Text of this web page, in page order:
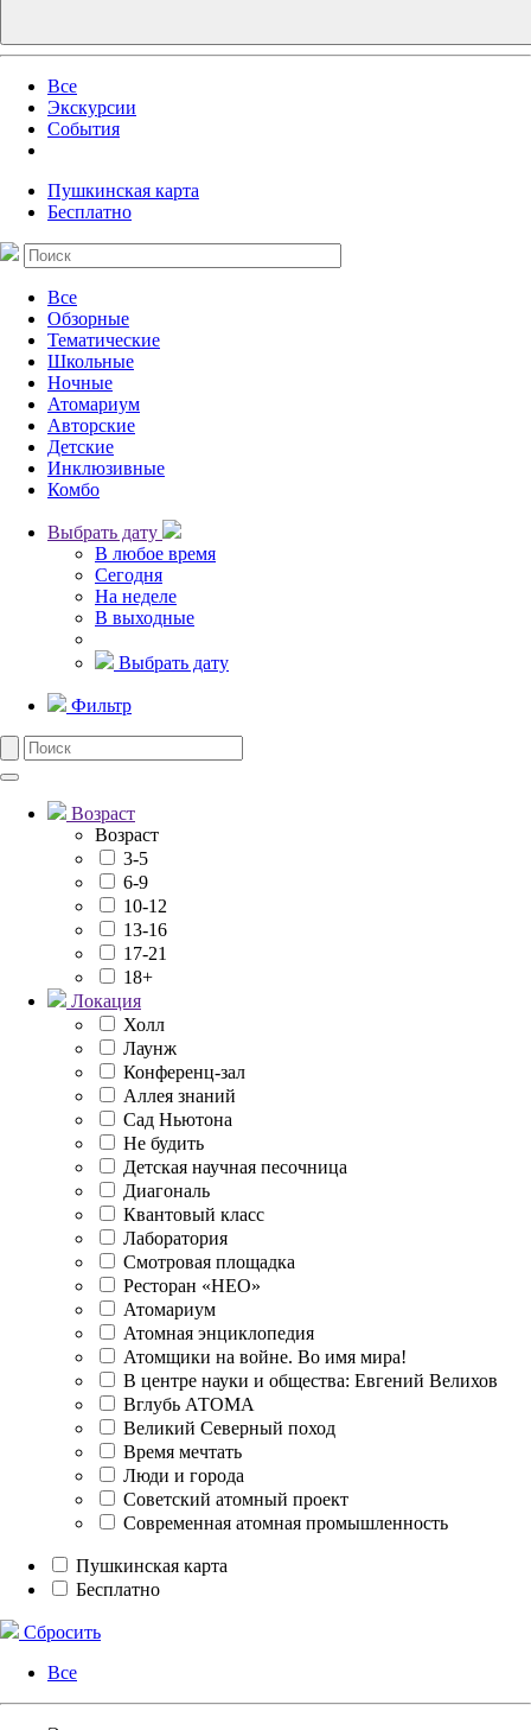
Все
Экскурсии
События
Пушкинская карта
Бесплатно
Все
Обзорные
Тематические
Школьные
Ночные
Атомариум
Авторские
Детские
Инклюзивные
Комбо
Выбрать дату
В любое время
Сегодня
На неделе
В выходные
Выбрать дату
Фильтр
Возраст
Возраст
3-5
6-9
10-12
13-16
17-21
18+
Локация
Холл
Лаунж
Конференц-зал
Аллея знаний
Сад Ньютона
Не будить
Детская научная песочница
Диагональ
Квантовый класс
Лаборатория
Смотровая площадка
Ресторан «НЕО»
Атомариум
Атомная энциклопедия
Атомщики на войне. Во имя мира!
В центре науки и общества: Евгений Велихов
Вглубь АТОМА
Великий Северный поход
Время мечтать
Люди и города
Советский атомный проект
Современная атомная промышленность
Пушкинская карта
Бесплатно
Сбросить
Все